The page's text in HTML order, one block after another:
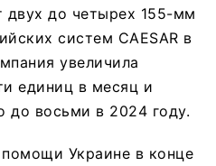
двух до четырех 155-мм
систем CAESAR в
увеличила
единиц в месяц и
до восьми в 2024 году.
Украине в конце